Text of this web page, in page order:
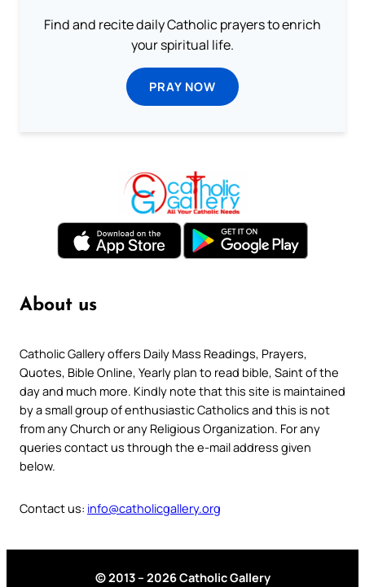
Find and recite daily Catholic prayers to enrich
your spiritual life.
PRAY NOW
About us
Catholic Gallery offers Daily Mass Readings, Prayers,
Quotes, Bible Online, Yearly plan to read bible, Saint of the
day and much more. Kindly note that this site is maintained
by a small group of enthusiastic Catholics and this is not
from any Church or any Religious Organization. For any
queries contact us through the e-mail address given
below.
Contact us: info@catholicgallery.org
© 2013 – 2026 Catholic Gallery